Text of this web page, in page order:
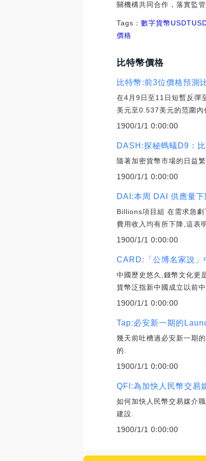
關機構共同合作，落實監
Tags：數字貨幣USDT
價格
比特幣價格
比特幣:前3位價格預測
在4月9日至11日短暫反彈
美元至0.537美元的范圍內
1900/1/1 0:00:00
DASH:探秘螞蟻D9：
隨著加密貨幣市場的日益
1900/1/1 0:00:00
DAI:本周 DAI 供應量
Billions項目組 在需求急
費用收入均有所下降,這表
1900/1/1 0:00:00
CARD:「公博名家說」
中國歷史悠久,錢幣文化更
貨幣泛指新中國成立以前
1900/1/1 0:00:00
Tap:必安新一期的
幾天前吐槽過必安新一期
的.
1900/1/1 0:00:00
QFI:為加快人民幣交易
如何加快人民幣交易媒介
建設.
1900/1/1 0:00:00